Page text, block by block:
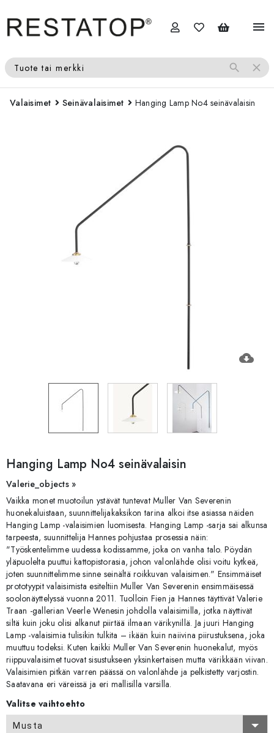
menu
Tuote tai merkki search close
Valaisimet Seinävalaisimet Hanging Lamp No4 seinävalaisin
cloud_download
Hanging Lamp No4 seinävalaisin
Valerie_objects »
Vaikka monet muotoilun ystävät tuntevat Muller Van Severenin
huonekaluistaan, suunnittelijakaksikon tarina alkoi itse asiassa näiden
Hanging Lamp -valaisimien luomisesta. Hanging Lamp -sarja sai alkunsa
tarpeesta, suunnittelija Hannes pohjustaa prosessia näin:
"Työskentelimme uudessa kodissamme, joka on vanha talo. Pöydän
yläpuolelta puuttui kattopistorasia, johon valonlähde olisi voitu kytkeä,
joten suunnittelimme sinne seinältä roikkuvan valaisimen." Ensimmäiset
prototyypit valaisimista esiteltiin Muller Van Severenin ensimmäisessä
soolonäyttelyssä vuonna 2011. Tuolloin Fien ja Hannes täyttivät Valerie
Traan -gallerian Veerle Wenesin johdolla valaisimilla, jotka näyttivät
siltä kuin joku olisi alkanut piirtää ilmaan värikynillä. Ja juuri Hanging
Lamp -valaisimia tulisikin tulkita – ikään kuin naiivina piirustuksena, joka
muuttuu todeksi. Kuten kaikki Muller Van Severenin huonekalut, myös
riippuvalaisimet tuovat sisustukseen yksinkertaisen mutta värikkään viivan.
Valaisimien pitkän varren päässä on valonlähde ja pelkistetty varjostin.
Saatavana eri väreissä ja eri mallisilla varsilla.
Valitse vaihtoehto
Musta